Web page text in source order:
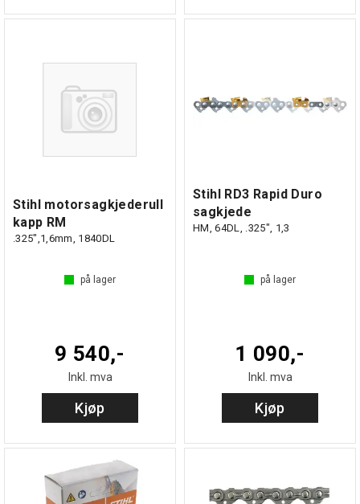
Stihl motorsagkjederull
kapp RM
.325",1,6mm, 1840DL
på lager
9 540,-
Inkl. mva
Kjøp
Stihl RD3 Rapid Duro
sagkjede
HM, 64DL, .325", 1,3
på lager
1 090,-
Inkl. mva
Kjøp